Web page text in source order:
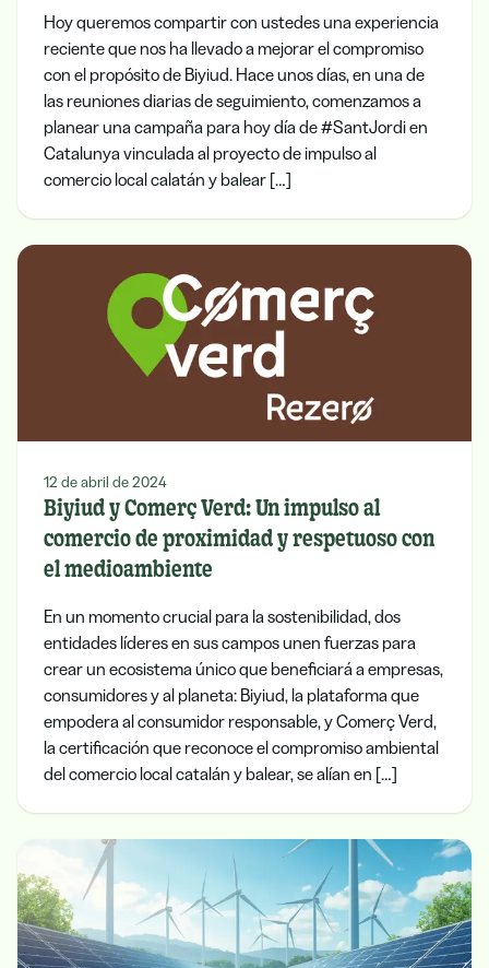
Hoy queremos compartir con ustedes una experiencia
reciente que nos ha llevado a mejorar el compromiso
con el propósito de Biyiud. Hace unos días, en una de
las reuniones diarias de seguimiento, comenzamos a
planear una campaña para hoy día de #SantJordi en
Catalunya vinculada al proyecto de impulso al
comercio local calatán y balear […]
12 de abril de 2024
Biyiud y Comerç Verd: Un impulso al
comercio de proximidad y respetuoso con
el medioambiente
En un momento crucial para la sostenibilidad, dos
entidades líderes en sus campos unen fuerzas para
crear un ecosistema único que beneficiará a empresas,
consumidores y al planeta: Biyiud, la plataforma que
empodera al consumidor responsable, y Comerç Verd,
la certificación que reconoce el compromiso ambiental
del comercio local catalán y balear, se alían en […]